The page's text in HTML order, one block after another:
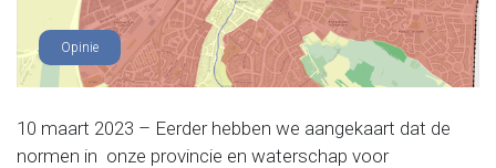
Opinie
10 maart 2023 – Eerder hebben we aangekaart dat de
normen in onze provincie en waterschap voor